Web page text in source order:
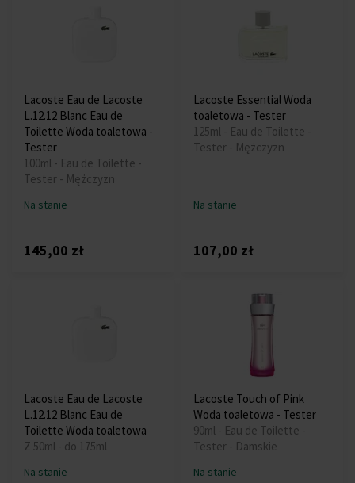
Lacoste Eau de Lacoste
L.12.12 Blanc Eau de
Toilette Woda toaletowa -
Tester
100ml - Eau de Toilette -
Tester - Mężczyzn
Na stanie
145,00 zł
Lacoste Essential Woda
toaletowa - Tester
125ml - Eau de Toilette -
Tester - Mężczyzn
Na stanie
107,00 zł
Lacoste Eau de Lacoste
L.12.12 Blanc Eau de
Toilette Woda toaletowa
Z 50ml - do 175ml
Na stanie
Lacoste Touch of Pink
Woda toaletowa - Tester
90ml - Eau de Toilette -
Tester - Damskie
Na stanie